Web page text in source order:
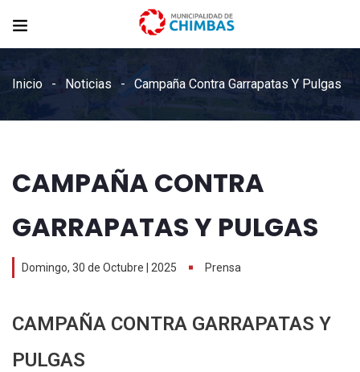
Inicio Noticias Campaña Contra Garrapatas Y Pulgas
CAMPAÑA CONTRA
GARRAPATAS Y PULGAS
Domingo, 30 de Octubre | 2025 Prensa
CAMPAÑA CONTRA GARRAPATAS Y
PULGAS